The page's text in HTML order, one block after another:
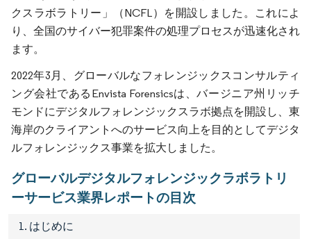
クスラボラトリー」（NCFL）を開設しました。これによ
り、全国のサイバー犯罪案件の処理プロセスが迅速化され
ます。
2022年3月、グローバルなフォレンジックスコンサルティ
ング会社であるEnvista Forensicsは、バージニア州リッチ
モンドにデジタルフォレンジックスラボ拠点を開設し、東
海岸のクライアントへのサービス向上を目的としてデジタ
ルフォレンジックス事業を拡大しました。
グローバルデジタルフォレンジックラボラトリ
ーサービス業界レポートの目次
1. はじめに